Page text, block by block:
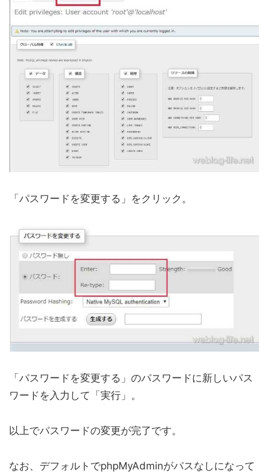
「パスワードを変更する」をクリック。
「パスワードを変更する」のパスワードに新しいパス
ワードを入力して「実行」。
以上でパスワードの変更が完了です。
なお、デフォルトでphpMyAdminがパスなしになって